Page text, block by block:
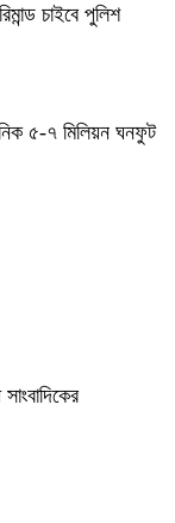
চাইবে পুলিশ
৫-৭ মিলিয়ন ঘনফুট